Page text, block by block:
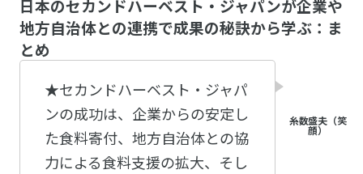
日本のセカンドハーベスト・ジャパンが企業や
地方自治体との連携で成果の秘訣から学ぶ：ま
とめ
★セカンドハーベスト・ジャパ
ンの成功は、企業からの安定し
た食料寄付、地方自治体との協
力による食料支援の拡大、そし